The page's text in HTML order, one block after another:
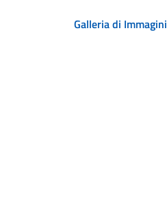
Galleria di Immagini